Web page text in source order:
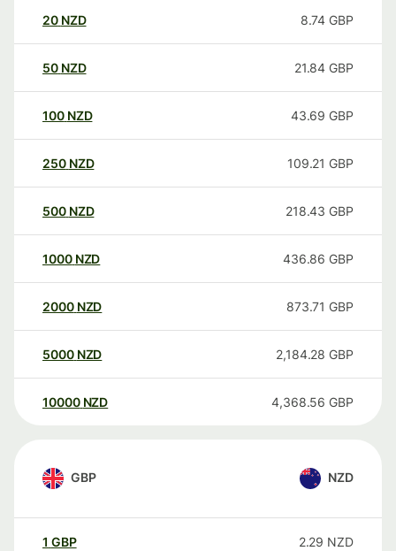
20 NZD 8.74 GBP
50 NZD 21.84 GBP
100 NZD 43.69 GBP
250 NZD 109.21 GBP
500 NZD 218.43 GBP
1000 NZD 436.86 GBP
2000 NZD 873.71 GBP
5000 NZD 2,184.28 GBP
10000 NZD 4,368.56 GBP
GBP NZD
1 GBP 2.29 NZD